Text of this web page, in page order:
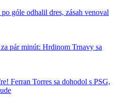
góle odhalil dres, zásah venoval
pár minút: Hrdinom Trnavy sa
Ferran Torres sa dohodol s PSG,